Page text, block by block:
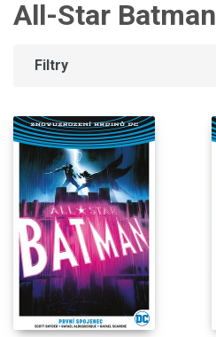
All-Star Batman
Filtry